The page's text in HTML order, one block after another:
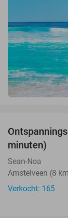
minuten)
Sean-Noa
Amstelveen (8
Verkocht: 165